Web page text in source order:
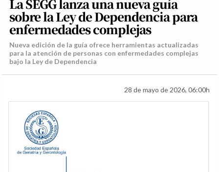
La SEGG lanza una nueva guía
sobre la Ley de Dependencia para
enfermedades complejas
Nueva edición de la guía ofrece herramientas actualizadas
para la atención de personas con enfermedades complejas
bajo la Ley de Dependencia
28 de mayo de 2026, 06:00h